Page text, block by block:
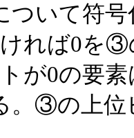
ついて符
れば0を③
が0の要
。③の上位